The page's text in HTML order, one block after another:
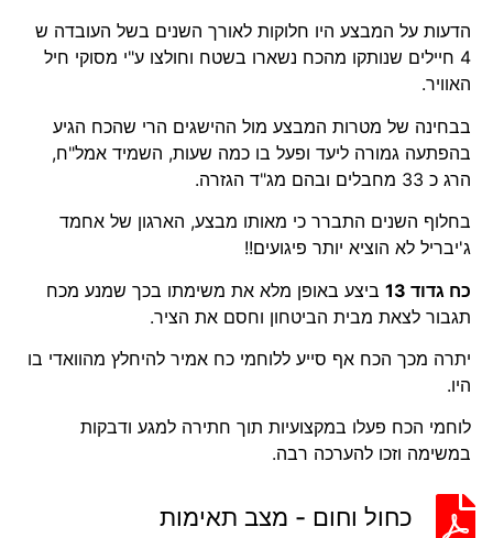
הדעות על המבצע היו חלוקות לאורך השנים בשל העובדה ש
4 חיילים שנותקו מהכח נשארו בשטח וחולצו ע"י מסוקי חיל
האוויר.
בבחינה של מטרות המבצע מול ההישגים הרי שהכח הגיע
בהפתעה גמורה ליעד ופעל בו כמה שעות, השמיד אמל"ח,
הרג כ 33 מחבלים ובהם מג"ד הגזרה.
בחלוף השנים התברר כי מאותו מבצע, הארגון של אחמד
ג'יבריל לא הוציא יותר פיגועים!!
כח גדוד 13
ביצע באופן מלא את משימתו בכך שמנע מכח
תגבור לצאת מבית הביטחון וחסם את הציר.
יתרה מכך הכח אף סייע ללוחמי כח אמיר להיחלץ מהוואדי בו
היו.
לוחמי הכח פעלו במקצועיות תוך חתירה למגע ודבקות
במשימה וזכו להערכה רבה.
כחול וחום - מצב תאימות